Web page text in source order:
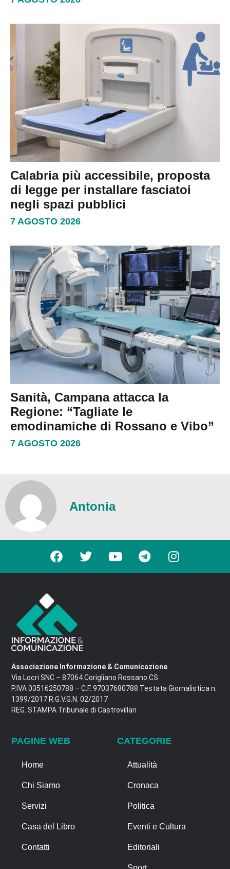
Calabria più accessibile, proposta
di legge per installare fasciatoi
negli spazi pubblici
7 AGOSTO 2026
Sanità, Campana attacca la
Regione: “Tagliate le
emodinamiche di Rossano e Vibo”
7 AGOSTO 2026
Antonia
Associazione Informazione & Comunicazione
Via Locri SNC – 87064 Corigliano Rossano CS
P.IVA 03516250788 – C.F. 97037680788 Testata Giornalistica n.
1399/2017 R.G.V.G.N. 02/2017
REG. STAMPA Tribunale di Castrovillari
PAGINE WEB
Home
Chi Siamo
Servizi
Casa del Libro
Contatti
CATEGORIE
Attualità
Cronaca
Politica
Eventi e Cultura
Editoriali